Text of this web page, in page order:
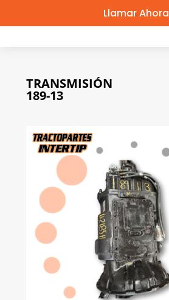
Llamar Ahora
TRANSMISIÓN
189-13